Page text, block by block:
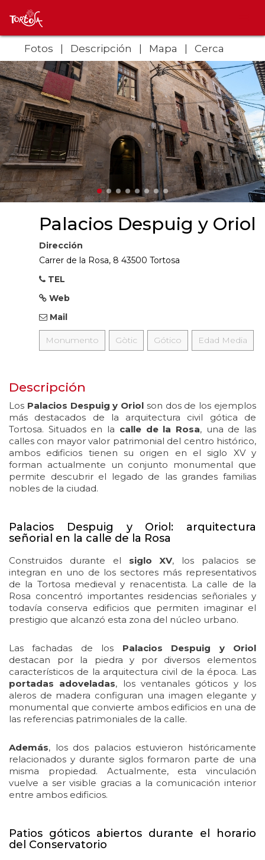
Fotos Descripción Mapa Cerca
Palacios Despuig y Oriol
Dirección
Carrer de la Rosa, 8 43500 Tortosa
TEL
Web
Mail
Monumento Gòtic Gótico Edad Media
Descripción
Los Palacios Despuig y Oriol son dos de los ejemplos
más destacados de la arquitectura civil gótica de
Tortosa. Situados en la calle de la Rosa, una de las
calles con mayor valor patrimonial del centro histórico,
ambos edificios tienen su origen en el siglo XV y
forman actualmente un conjunto monumental que
permite descubrir el legado de las grandes familias
nobles de la ciudad.
Palacios Despuig y Oriol: arquitectura
señorial en la calle de la Rosa
Construidos durante el siglo XV, los palacios se
integran en uno de los sectores más representativos
de la Tortosa medieval y renacentista. La calle de la
Rosa concentró importantes residencias señoriales y
todavía conserva edificios que permiten imaginar el
prestigio que alcanzó esta zona del núcleo urbano.
Las fachadas de los Palacios Despuig y Oriol
destacan por la piedra y por diversos elementos
característicos de la arquitectura civil de la época. Las
portadas adoveladas, los ventanales góticos y los
aleros de madera configuran una imagen elegante y
monumental que convierte ambos edificios en una de
las referencias patrimoniales de la calle.
Además, los dos palacios estuvieron históricamente
relacionados y durante siglos formaron parte de una
misma propiedad. Actualmente, esta vinculación
vuelve a ser visible gracias a la comunicación interior
entre ambos edificios.
Patios góticos abiertos durante el horario
del Conservatorio